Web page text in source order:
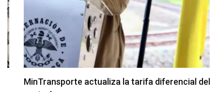
MinTransporte actualiza la tarifa diferencial del